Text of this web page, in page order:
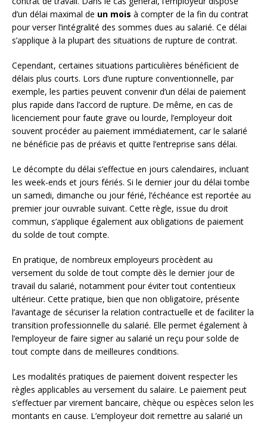
d’un délai maximal de un mois à compter de la fin du contrat
pour verser l’intégralité des sommes dues au salarié. Ce délai
s’applique à la plupart des situations de rupture de contrat.
Cependant, certaines situations particulières bénéficient de
délais plus courts. Lors d’une rupture conventionnelle, par
exemple, les parties peuvent convenir d’un délai de paiement
plus rapide dans l’accord de rupture. De même, en cas de
licenciement pour faute grave ou lourde, l’employeur doit
souvent procéder au paiement immédiatement, car le salarié
ne bénéficie pas de préavis et quitte l’entreprise sans délai.
Le décompte du délai s’effectue en jours calendaires, incluant
les week-ends et jours fériés. Si le dernier jour du délai tombe
un samedi, dimanche ou jour férié, l’échéance est reportée au
premier jour ouvrable suivant. Cette règle, issue du droit
commun, s’applique également aux obligations de paiement
du solde de tout compte.
En pratique, de nombreux employeurs procèdent au
versement du solde de tout compte dès le dernier jour de
travail du salarié, notamment pour éviter tout contentieux
ultérieur. Cette pratique, bien que non obligatoire, présente
l’avantage de sécuriser la relation contractuelle et de faciliter la
transition professionnelle du salarié. Elle permet également à
l’employeur de faire signer au salarié un reçu pour solde de
tout compte dans de meilleures conditions.
Les modalités pratiques de paiement doivent respecter les
règles applicables au versement du salaire. Le paiement peut
s’effectuer par virement bancaire, chèque ou espèces selon les
montants en cause. L’employeur doit remettre au salarié un